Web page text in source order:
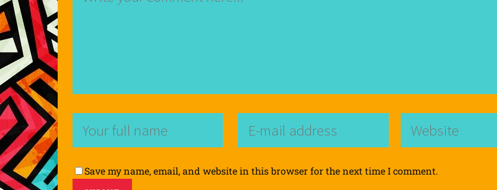
Save my name, email, and website in this browser for the next time I comment.